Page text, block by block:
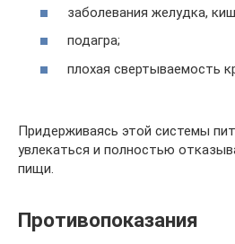
заболевания желудка,
подагра;
плохая свертываемость
Придерживаясь этой системы
увлекаться и полностью
пищи.
Противопоказания